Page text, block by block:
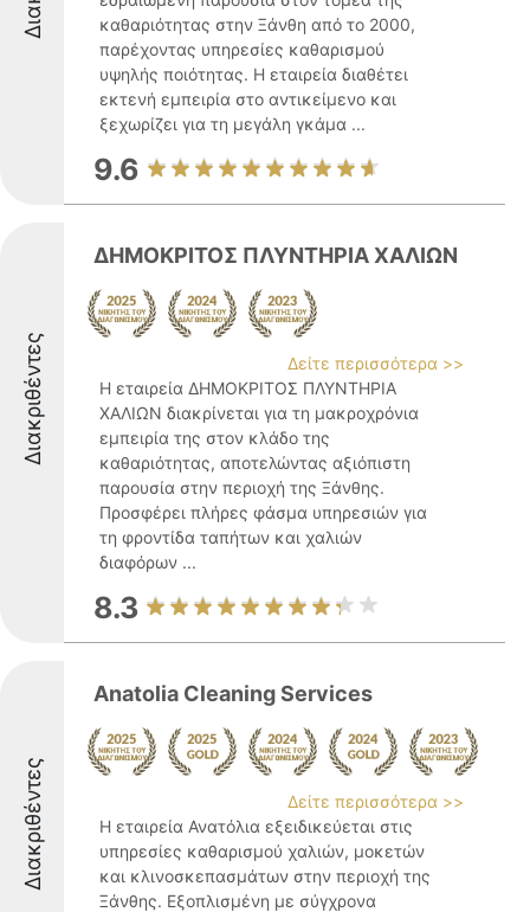
καθαριότητας στην Ξάνθη από το 2000,
παρέχοντας υπηρεσίες καθαρισμού
υψηλής ποιότητας. Η εταιρεία διαθέτει
εκτενή εμπειρία στο αντικείμενο και
ξεχωρίζει για τη μεγάλη γκάμα ...
9.6
Διακριθέντες
ΔΗΜΟΚΡΙΤΟΣ ΠΛΥΝΤΗΡΙΑ ΧΑΛΙΩΝ
Δείτε περισσότερα >>
Η εταιρεία ΔΗΜΟΚΡΙΤΟΣ ΠΛΥΝΤΗΡΙΑ
ΧΑΛΙΩΝ διακρίνεται για τη μακροχρόνια
εμπειρία της στον κλάδο της
καθαριότητας, αποτελώντας αξιόπιστη
παρουσία στην περιοχή της Ξάνθης.
Προσφέρει πλήρες φάσμα υπηρεσιών για
τη φροντίδα ταπήτων και χαλιών
διαφόρων ...
8.3
Διακριθέντες
Anatolia Cleaning Services
Δείτε περισσότερα >>
Η εταιρεία Ανατόλια εξειδικεύεται στις
υπηρεσίες καθαρισμού χαλιών, μοκετών
και κλινοσκεπασμάτων στην περιοχή της
Ξάνθης. Εξοπλισμένη με σύγχρονα